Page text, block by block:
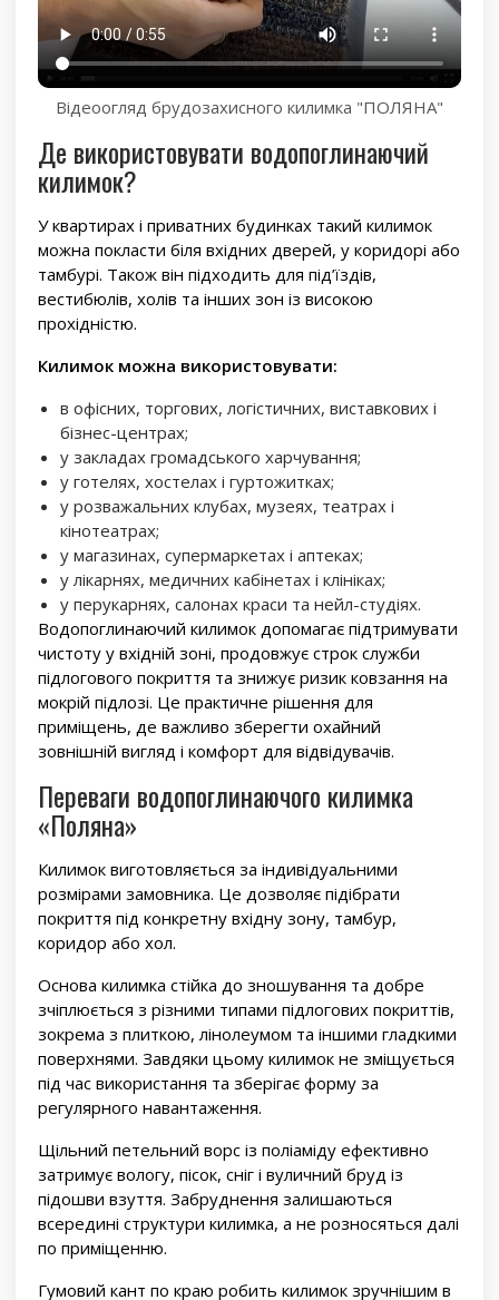
Відеоогляд брудозахисного килимка "ПОЛЯНА"
Де використовувати водопоглинаючий
килимок?
У квартирах і приватних будинках такий килимок
можна покласти біля вхідних дверей, у коридорі або
тамбурі. Також він підходить для під’їздів,
вестибюлів, холів та інших зон із високою
прохідністю.
Килимок можна використовувати:
в офісних, торгових, логістичних, виставкових і
бізнес-центрах;
у закладах громадського харчування;
у готелях, хостелах і гуртожитках;
у розважальних клубах, музеях, театрах і
кінотеатрах;
у магазинах, супермаркетах і аптеках;
у лікарнях, медичних кабінетах і клініках;
у перукарнях, салонах краси та нейл-студіях.
Водопоглинаючий килимок допомагає підтримувати
чистоту у вхідній зоні, продовжує строк служби
підлогового покриття та знижує ризик ковзання на
мокрій підлозі. Це практичне рішення для
приміщень, де важливо зберегти охайний
зовнішній вигляд і комфорт для відвідувачів.
Переваги водопоглинаючого килимка
«Поляна»
Килимок виготовляється за індивідуальними
розмірами замовника. Це дозволяє підібрати
покриття під конкретну вхідну зону, тамбур,
коридор або хол.
Основа килимка стійка до зношування та добре
зчіплюється з різними типами підлогових покриттів,
зокрема з плиткою, лінолеумом та іншими гладкими
поверхнями. Завдяки цьому килимок не зміщується
під час використання та зберігає форму за
регулярного навантаження.
Щільний петельний ворс із поліаміду ефективно
затримує вологу, пісок, сніг і вуличний бруд із
підошви взуття. Забруднення залишаються
всередині структури килимка, а не розносяться далі
по приміщенню.
Гумовий кант по краю робить килимок зручнішим в